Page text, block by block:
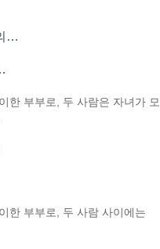
한 부부로, 두 사람은 자녀가 모
한 부부로, 두 사람 사이에는